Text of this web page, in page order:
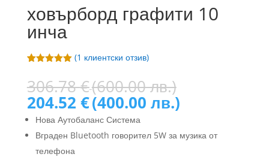
ховърборд графити 10
инча
базирано
на
потребителс
(1 клиентски отзив)
306.78€(600.00 лв.)
(600.00
204.52 €(400.00 лв.)Текущата
е:
204.52 €
Нова Аутобаланс Система
Вграден Bluetooth говорител 5W за музика от
телефона